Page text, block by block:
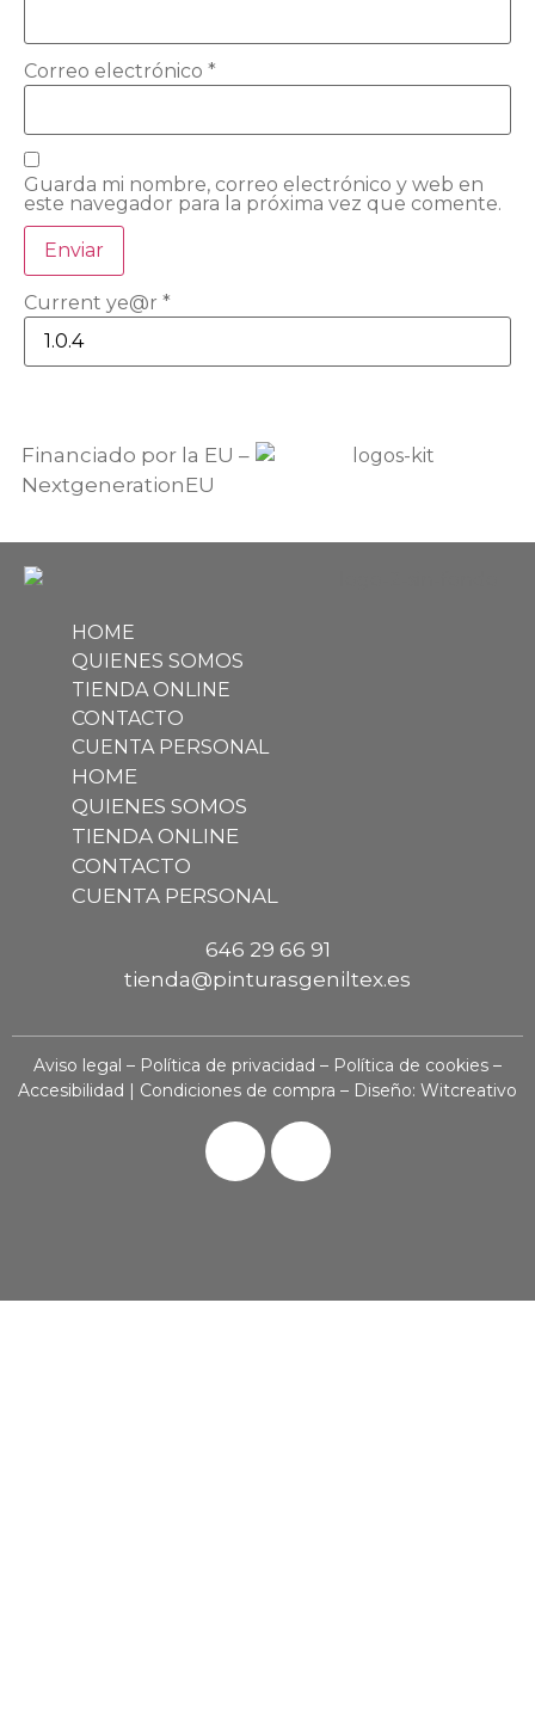
Correo electrónico *
Guarda mi nombre, correo electrónico y web en
este navegador para la próxima vez que comente.
Current ye@r *
Financiado por la EU –
NextgenerationEU
HOME
QUIENES SOMOS
TIENDA ONLINE
CONTACTO
CUENTA PERSONAL
HOME
QUIENES SOMOS
TIENDA ONLINE
CONTACTO
CUENTA PERSONAL
646 29 66 91
tienda@pinturasgeniltex.es
Aviso legal – Política de privacidad – Política de cookies –
Accesibilidad
Condiciones de compra – Diseño: Witcreativo